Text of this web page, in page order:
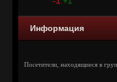
Информация
Посетители, находящиеся в